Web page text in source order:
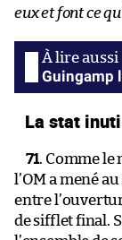
eux et font ce
Guingamp
La stat
71. Comme le
l’OM a mené
entre
de sifflet final.